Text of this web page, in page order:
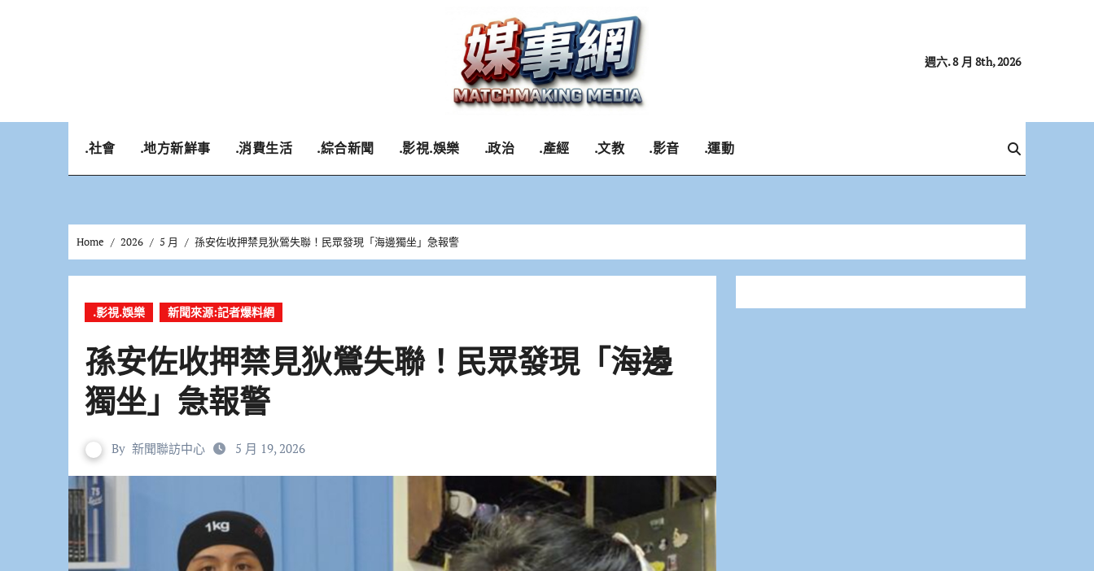
週六. 8 月 8th, 2026
.社會 .地方新鮮事 .消費生活 .綜合新聞 .影視.娛樂 .政治 .產經 .文教 .影音 .運動
Home 2026 5 月 孫安佐收押禁見狄鶯失聯！民眾發現「海邊獨坐」急報警
.影視.娛樂 新聞來源:記者爆料網
孫安佐收押禁見狄鶯失聯！民眾發現「海邊
獨坐」急報警
By 新聞聯訪中心 5 月 19, 2026